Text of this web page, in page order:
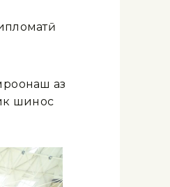
аз
шинос